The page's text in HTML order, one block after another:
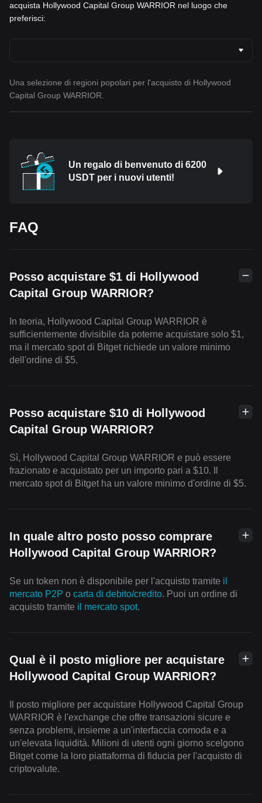
acquista Hollywood Capital Group WARRIOR nel luogo che
preferisci:
Una selezione di regioni popolari per l'acquisto di Hollywood
Capital Group WARRIOR.
Un regalo di benvenuto di 6200
USDT per i nuovi utenti!
FAQ
Posso acquistare $1 di Hollywood
Capital Group WARRIOR?
In teoria, Hollywood Capital Group WARRIOR è
sufficientemente divisibile da poterne acquistare solo $1,
ma il mercato spot di Bitget richiede un valore minimo
dell'ordine di $5.
Posso acquistare $10 di Hollywood
Capital Group WARRIOR?
Sì, Hollywood Capital Group WARRIOR e può essere
frazionato e acquistato per un importo pari a $10. Il
mercato spot di Bitget ha un valore minimo d'ordine di $5.
In quale altro posto posso comprare
Hollywood Capital Group WARRIOR?
Se un token non è disponibile per l'acquisto tramite il
mercato P2P o carta di debito/credito. Puoi un ordine di
acquisto tramite il mercato spot.
Qual è il posto migliore per acquistare
Hollywood Capital Group WARRIOR?
Il posto migliore per acquistare Hollywood Capital Group
WARRIOR è l'exchange che offre transazioni sicure e
senza problemi, insieme a un'interfaccia comoda e a
un'elevata liquidità. Milioni di utenti ogni giorno scelgono
Bitget come la loro piattaforma di fiducia per l'acquisto di
criptovalute.